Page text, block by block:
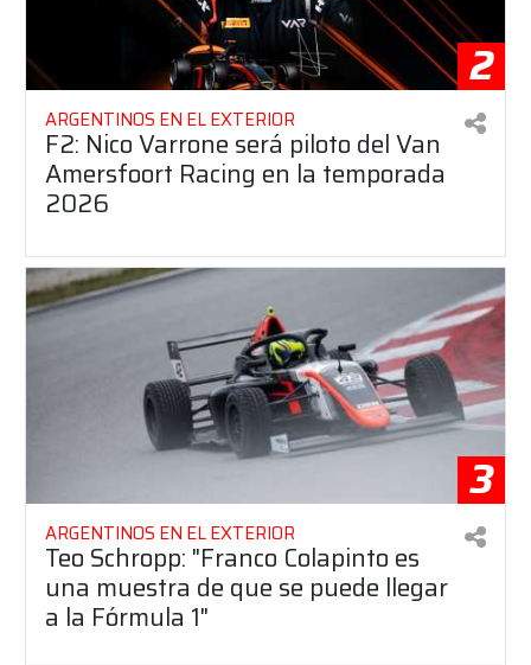
2
ARGENTINOS EN EL EXTERIOR
F2: Nico Varrone será piloto del Van
Amersfoort Racing en la temporada
2026
3
ARGENTINOS EN EL EXTERIOR
Teo Schropp: "Franco Colapinto es
una muestra de que se puede llegar
a la Fórmula 1"